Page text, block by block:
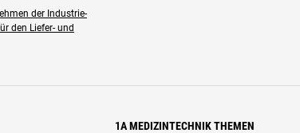
der Industrie-
den Liefer- und
1A MEDIZINTECHNIK THEMEN